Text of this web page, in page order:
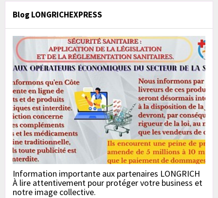
Blog LONGRICHEXPRESS
Information importante aux partenaires LONGRICH
À lire attentivement pour protéger votre business et
notre image collective.